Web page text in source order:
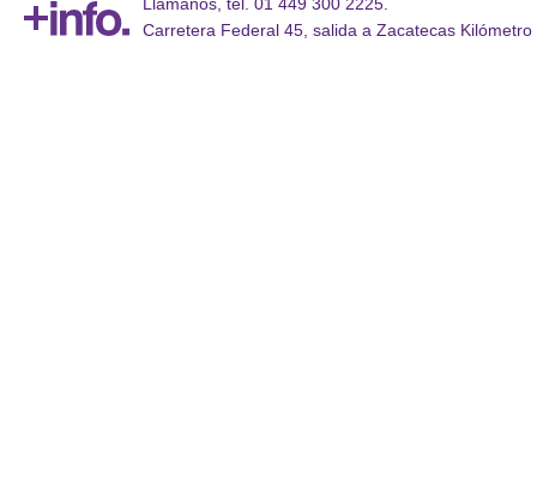
Carretera Federal 45, salida a Zacatecas